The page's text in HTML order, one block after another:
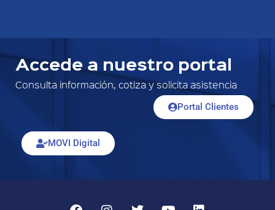
Accede a nuestro portal
Consulta información, cotiza y solicita asistencia
Portal Clientes
MOVI Digital